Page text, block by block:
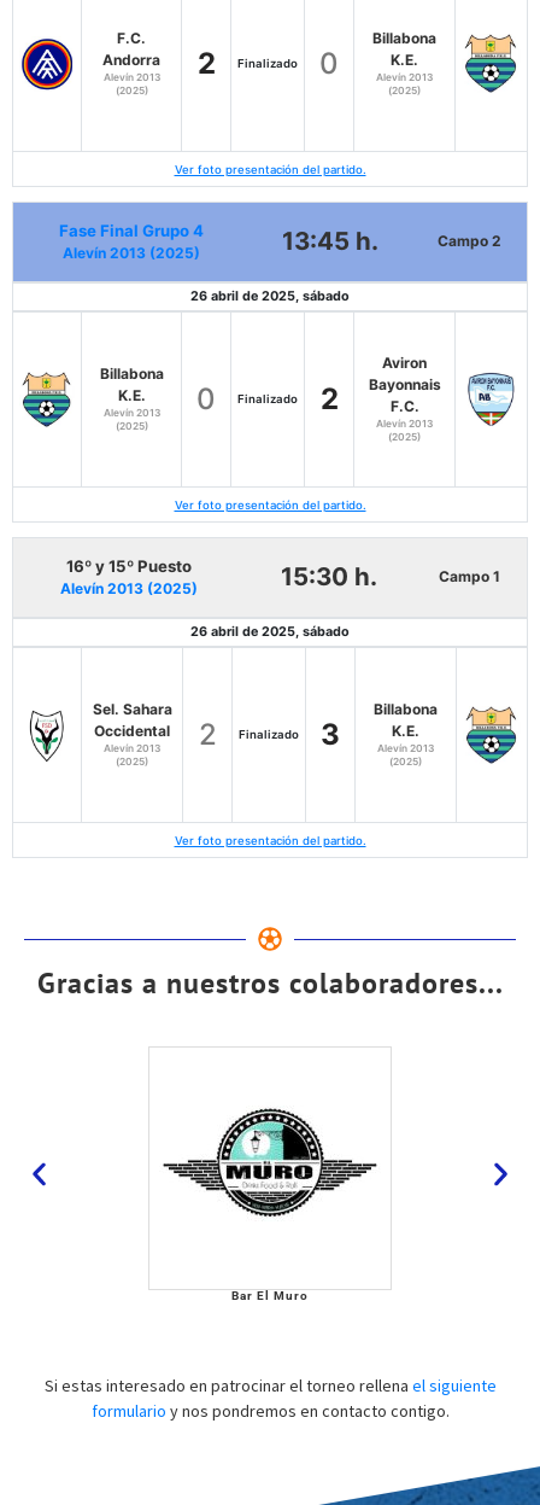
F.C.
Andorra
Alevín 2013
(2025)
2 Finalizado 0
Billabona
K.E.
Alevín 2013
(2025)
Ver foto presentación del partido.
Fase Final Grupo 4
Alevín 2013 (2025) 13:45 h. Campo 2
26 abril de 2025, sábado
Billabona
K.E.
Alevín 2013
(2025)
0 Finalizado 2
Aviron
Bayonnais
F.C.
Alevín 2013
(2025)
Ver foto presentación del partido.
16º y 15º Puesto
Alevín 2013 (2025) 15:30 h. Campo 1
26 abril de 2025, sábado
Sel. Sahara
Occidental
Alevín 2013
(2025)
2 Finalizado 3
Billabona
K.E.
Alevín 2013
(2025)
Ver foto presentación del partido.
Gracias a nuestros colaboradores...
Bar El Muro
Si estas interesado en patrocinar el torneo rellena el siguiente
formulario y nos pondremos en contacto contigo.